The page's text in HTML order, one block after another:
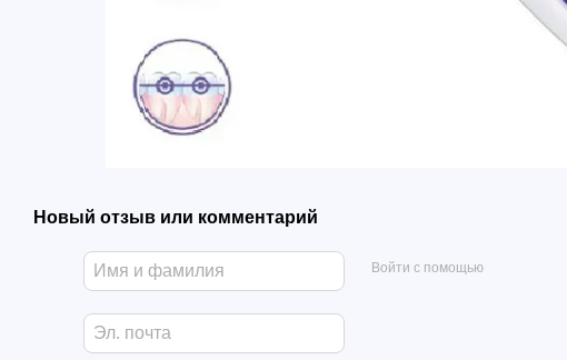
Новый отзыв или комментарий
Войти с помощью